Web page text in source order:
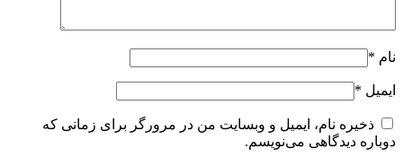
نام *
ایمیل *
ذخیره نام، ایمیل و وبسایت من در مرورگر برای زمانی که
دوباره دیدگاهی می‌نویسم.